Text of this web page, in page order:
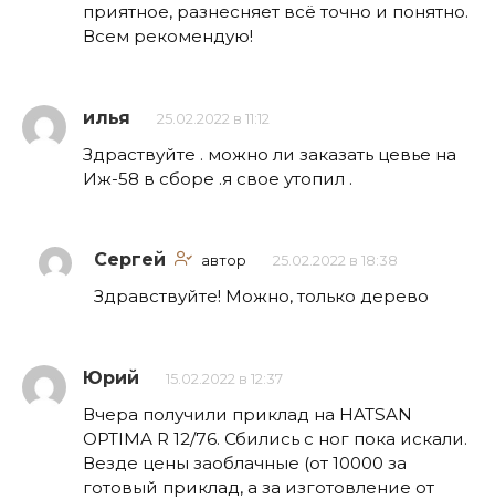
приятное, разнесняет всё точно и понятно.
Всем рекомендую!
илья 25.02.2022 в 11:12
Здраствуйте . можно ли заказать цевье на
Иж-58 в сборе .я свое утопил .
Сергей автор 25.02.2022 в 18:38
Здравствуйте! Можно, только дерево
Юрий 15.02.2022 в 12:37
Вчера получили приклад на HATSAN
OPTIMA R 12/76. Сбились с ног пока искали.
Везде цены заоблачные (от 10000 за
готовый приклад, а за изготовление от